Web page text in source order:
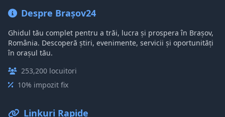
Despre Brașov24
Ghidul tău complet pentru a trăi, lucra și prospera în Brașov,
România. Descoperă știri, evenimente, servicii și oportunități
în orașul tău.
253,200 locuitori
10% impozit fix
Linkuri Rapide